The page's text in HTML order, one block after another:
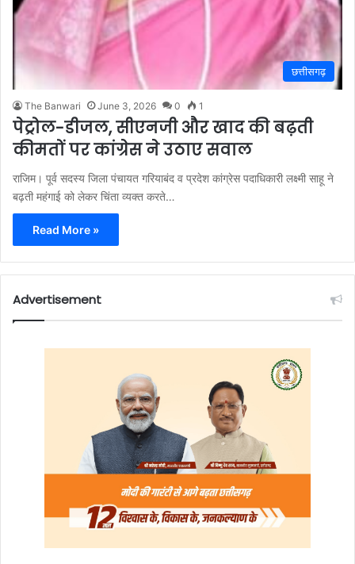
छत्तीसगढ़
The Banwari June 3, 2026 0 1
पेट्रोल-डीजल, सीएनजी और खाद की बढ़ती
कीमतों पर कांग्रेस ने उठाए सवाल
राजिम। पूर्व सदस्य जिला पंचायत गरियाबंद व प्रदेश कांग्रेस पदाधिकारी लक्ष्मी साहू ने
बढ़ती महंगाई को लेकर चिंता व्यक्त करते…
Read More »
Advertisement